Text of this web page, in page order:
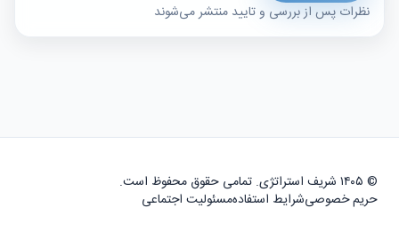
نظرات پس از بررسی و تایید منتشر می‌شوند
© ۱۴۰۵ شریف استراتژی. تمامی حقوق محفوظ است.
حریم خصوصیشرایط استفادهمسئولیت اجتماعی